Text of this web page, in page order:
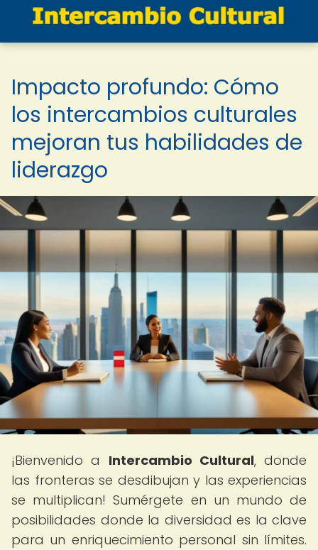
Impacto profundo: Cómo
los intercambios culturales
mejoran tus habilidades de
liderazgo
¡Bienvenido a Intercambio Cultural, donde
las fronteras se desdibujan y las experiencias
se multiplican! Sumérgete en un mundo de
posibilidades donde la diversidad es la clave
para un enriquecimiento personal sin límites.